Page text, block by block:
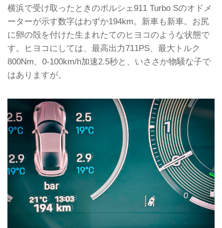
ます。今回なんと「ポルシェ 911
Turbo S（992.2）の慣らし運転」とい
う大役を仰せつかったのです。
ポルシェジャパンのブースに展示され
ていたポルシェ 911 Turbo
S（992.2）を、口を開けてボンヤリと
眺めていたら、同社の広報部長である
横浜で受け取ったときのポルシェ911 Turbo Sのオドメ
ーターが示す数字はわずか194km。新車も新車。お尻
に卵の殻を付けた生まれたてのヒヨコのような状態で
す。ヒヨコにしては、最高出力711PS、最大トルク
800Nm、0-100km/h加速2.5秒と、いささか物騒な子で
はありますが。